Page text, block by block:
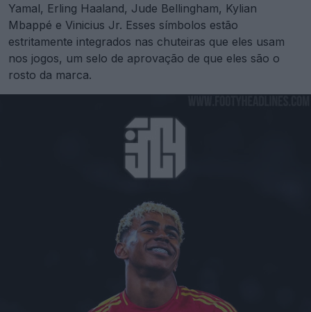
Yamal, Erling Haaland, Jude Bellingham, Kylian
Mbappé e Vinicius Jr. Esses símbolos estão
estritamente integrados nas chuteiras que eles usam
nos jogos, um selo de aprovação de que eles são o
rosto da marca.